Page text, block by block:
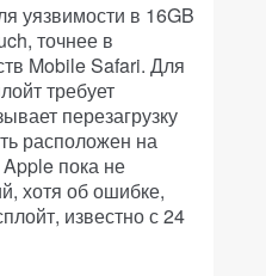
уязвимости в 16GB
точнее в
Mobile Safari. Для
требует
перезагрузку
расположен на
пока не
хотя об ошибке,
известно с 24